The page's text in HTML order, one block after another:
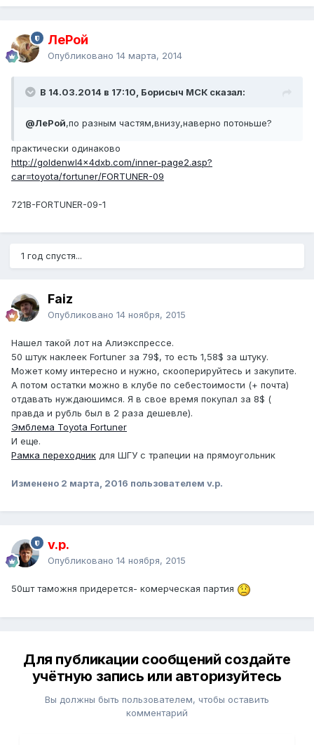
ЛеРой
Опубликовано 14 марта, 2014
В 14.03.2014 в 17:10, Борисыч МСК сказал:
@ЛеРой,по разным частям,внизу,наверно потоньше?
практически одинаково
http://goldenwl4x4dxb.com/inner-page2.asp?
car=toyota/fortuner/FORTUNER-09
721B-FORTUNER-09-1
1 год спустя...
Faiz
Опубликовано 14 ноября, 2015
Нашел такой лот на Алиэкспрессе.
50 штук наклеек Fortuner за 79$, то есть 1,58$ за штуку.
Может кому интересно и нужно, скооперируйтесь и закупите.
А потом остатки можно в клубе по себестоимости (+ почта)
отдавать нуждаюшимся. Я в свое время покупал за 8$ (
правда и рубль был в 2 раза дешевле).
Эмблема Toyota Fortuner
И еще.
Рамка переходник для ШГУ с трапеции на прямоугольник
Изменено 2 марта, 2016 пользователем v.p.
v.p.
Опубликовано 14 ноября, 2015
50шт таможня придерется- комерческая партия
Для публикации сообщений создайте
учётную запись или авторизуйтесь
Вы должны быть пользователем, чтобы оставить
комментарий